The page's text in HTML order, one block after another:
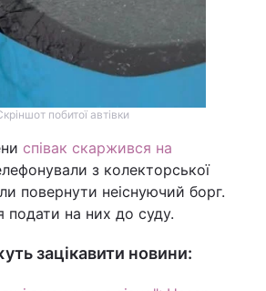
побитої автівки
співак скаржився на
з колекторської
повернути неіснуючий борг.
подати на них до суду.
зацікавити новини: